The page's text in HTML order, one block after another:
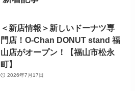
＜新店情報＞新しいドーナツ専
門店！O-Chan DONUT stand 福
山店がオープン！【福山市松永
町】
2026年7月17日